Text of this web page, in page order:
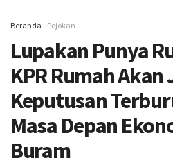
Beranda Pojokan
Lupakan Punya
KPR Rumah Akan
Keputusan
Masa Depan
Buram